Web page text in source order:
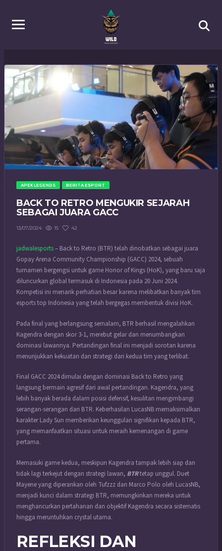
APEX LEGENDS BERITA ESPORT
BACK TO RETRO MENGUKIR SEJARAH
SEBAGAI JUARA GACC
13/07/2024 15 42
jadwalesports– Back to Retro (BTR) telah dinobatkan sebagai juara
Gopay Arena Community Championship (GACC) 2024, sebuah
turnamen bergengsi untuk game Honor of Kings (HoK), yang baru saja
diluncurkan global termasuk di Indonesia pada 20 Juni 2024.
Kompetisi ini menarik perhatian besar karena melibatkan banyak tim
esports top Indonesia yang telah bergegas membentuk divisi HoK.
Pada final yang berlangsung semalam, BTR berhasil mengalahkan
Kagendra dengan skor 3-1, merebut gelar dan menumbangkan
dominasi lawannya. Pertandingan final ini menjadi sorotan karena
menunjukkan kekuatan dan strategi dari kedua tim yang terlibat.
Final GACC 2024 dimulai dengan dominasi Back to Retro yang
langsung bermain agresif dari awal pertandingan. Kagendra, yang
lebih banyak berada dalam posisi defensif, kesulitan mengimbangi
serangan-serangan dari BTR. Keberhasilan LucasNB memaksimalkan
karakter Lady Sun memberikan keunggulan signifikan kepada BTR,
yang memanfaatkan situasi untuk meraih kemenangan di game
pertama.
Memasuki game kedua, meskipun Kagendra tampak lebih siap dan
tidak lagi terkejut dengan strategi lawan, BTRtetap unggul. Duet
Mayene yang diperankan oleh Tufzzz dan Marco Polo oleh LucasNB,
menjadi kunci dalam strategi BTR, memungkinkan mereka untuk
menghancurkan pertahanan dan objektif Kagendra secara sistematis
hingga meruntuhkan crystal utama.
REFLEKSI DAN